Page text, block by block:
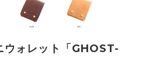
ォレット「GHOST-